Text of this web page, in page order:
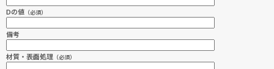
Dの値 （必須）
備考
材質・表面処理 （必須）